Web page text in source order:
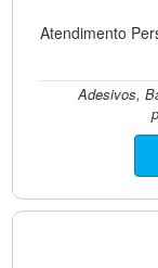
Atendimento
Adesivos,